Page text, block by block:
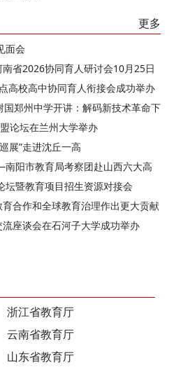
更多
面会
省2026协同育人研讨会10月25日
校高中协同育人衔接会成功举办
郑州中学开讲：解码新技术革命下
论坛在兰州大学举办
展”走进沈丘一高
阳市教育局考察团赴山西六大高
暨教育项目招生资源对接会
合作和全球教育治理作出更大贡献
座谈会在石河子大学成功举办
浙江省教育厅
云南省教育厅
山东省教育厅